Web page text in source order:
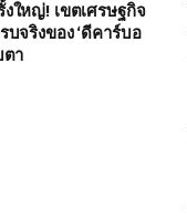
ใหญ่! เขตเศรษฐกิจ
จริงของ ‘ดีคาร์บอ
ตา